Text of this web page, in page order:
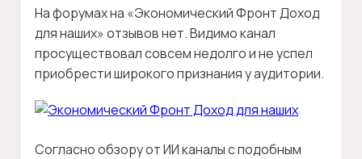
На форумах на «Экономический Фронт Доход
для наших» отзывов нет. Видимо канал
просуществовал совсем недолго и не успел
приобрести широкого признания у аудитории.
Согласно обзору от ИИ каналы с подобным